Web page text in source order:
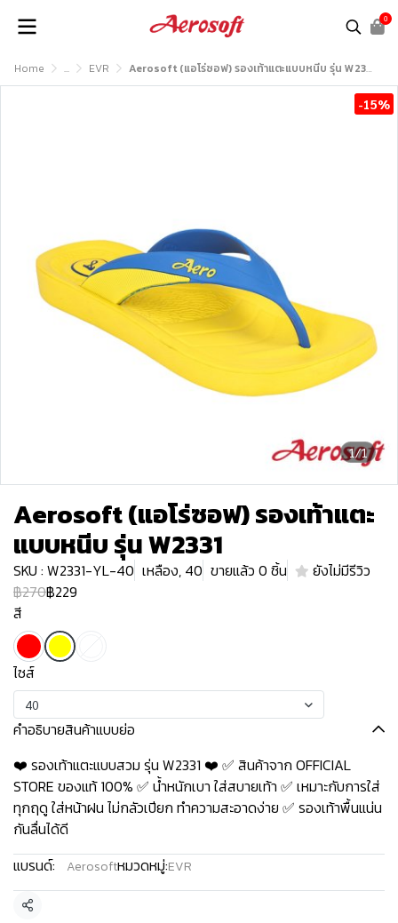
0
Home ... EVR Aerosoft (แอโร่ซอฟ) รองเท้าแตะแบบหนีบ รุ่น W2331
1/1
-15%
Aerosoft (แอโร่ซอฟ) รองเท้าแตะ
แบบหนีบ รุ่น W2331
SKU : W2331-YL-40 เหลือง, 40 ขายแล้ว 0 ชิ้น
ยังไม่มีรีวิว
฿270฿229
สี
ไซส์
40
คำอธิบายสินค้าแบบย่อ
❤️ รองเท้าแตะแบบสวม รุ่น W2331 ❤️ ✅ สินค้าจาก OFFICIAL
STORE ของแท้ 100% ✅ น้ำหนักเบา ใส่สบายเท้า ✅ เหมาะกับการใส่
ทุกฤดู ใส่หน้าฝน ไม่กลัวเปียก ทำความสะอาดง่าย ✅ รองเท้าพื้นแน่น
กันลื่นได้ดี
แบรนด์:
Aerosoftหมวดหมู่:EVR
แชร์